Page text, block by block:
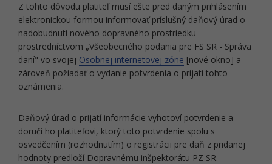
Z tohto dôvodu platiteľ musí ešte pred daným prihlásením
elektronickou formou informovať príslušný daňový úrad o
nadobudnutí nového dopravného prostriedku
prostredníctvom „Všeobecného podania pre FS SR - Správa
daní" vo svojej Osobnej internetovej zóne [nové okno] a
zároveň požiadať o vydanie potvrdenia o prijatí tohto
oznámenia.
Daňový úrad o prijatí informácie vyhotoví potvrdenie a
doručí ho platiteľovi, ktorý toto potvrdenie spolu s
osvedčením (rozhodnutím) o registrácii pre daň z pridanej
hodnoty predloží Dopravnému inšpektorátu PZ SR.